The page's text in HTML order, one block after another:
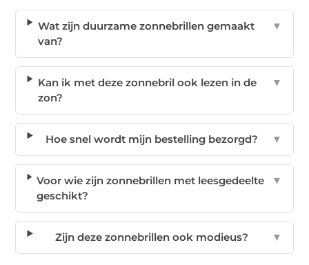
Wat zijn duurzame zonnebrillen gemaakt
van?
▼
Kan ik met deze zonnebril ook lezen in de
zon?
▼
Hoe snel wordt mijn bestelling bezorgd? ▼
Voor wie zijn zonnebrillen met leesgedeelte
geschikt?
▼
Zijn deze zonnebrillen ook modieus? ▼